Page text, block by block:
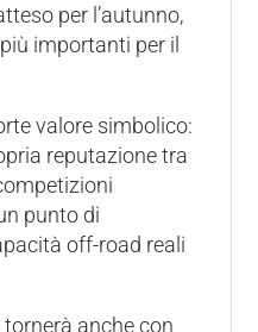
per l’autunno,
importanti per il
valore simbolico:
reputazione tra
punto di
off-road reali
anche con